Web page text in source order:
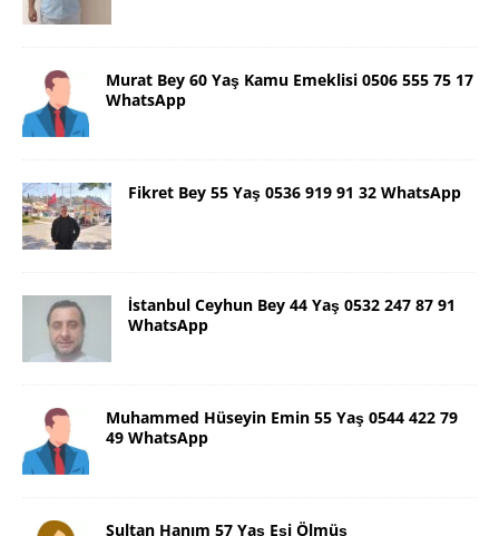
Murat Bey 60 Yaş Kamu Emeklisi 0506 555 75 17
WhatsApp
Fikret Bey 55 Yaş 0536 919 91 32 WhatsApp
İstanbul Ceyhun Bey 44 Yaş 0532 247 87 91
WhatsApp
Muhammed Hüseyin Emin 55 Yaş 0544 422 79
49 WhatsApp
Sultan Hanım 57 Yaş Eşi Ölmüş